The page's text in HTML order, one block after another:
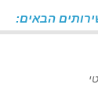
הבאים: